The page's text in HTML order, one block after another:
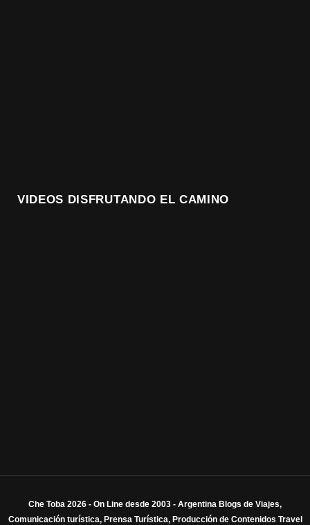
VIDEOS DISFRUTANDO EL CAMINO
Che Toba 2026 - On Line desde 2003 - Argentina Blogs de Viajes,
Comunicación turística, Prensa Turística, Producción de Contenidos Travel